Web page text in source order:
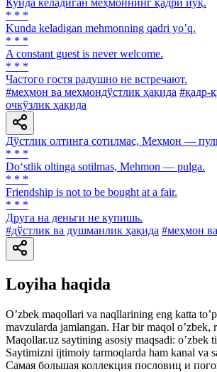
* * *
Kunda keladigan mehmonning qadri yoʼq.
* * *
A constant guest is never welcome.
* * *
Частого гостя радушно не встречают.
#меҳмон ва меҳмондўстлик ҳақида #қадр-
очкўзлик ҳақида
Дўстлик олтинга сотилмас, Меҳмон —
* * *
Do‘stlik oltinga sotilmas, Mehmon — pulga.
* * *
Friendship is not to be bought at a fair.
* * *
Друга на деньги не купишь.
#дўстлик ва душманлик ҳақида #меҳмон
Loyiha haqida
Oʼzbek maqollari va naqllarining eng katta
mavzularda jamlangan. Har bir maqol
Maqollar.uz saytining asosiy maqsadi:
Saytimizni ijtimoiy tarmoqlarda ham kanal va
Самая большая коллекция пословиц и